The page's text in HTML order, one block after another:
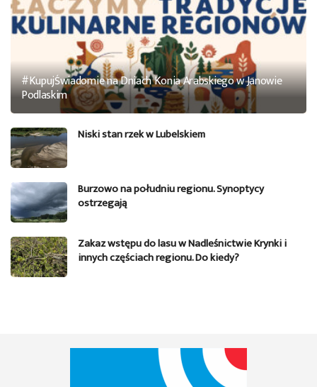
#KupujŚwiadomie na Dniach Konia Arabskiego w Janowie
Podlaskim
Niski stan rzek w Lubelskiem
Burzowo na południu regionu. Synoptycy
ostrzegają
Zakaz wstępu do lasu w Nadleśnictwie Krynki i
innych częściach regionu. Do kiedy?